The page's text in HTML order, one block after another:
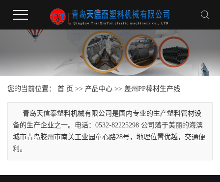
您的当前位置： 首 页 >> 产品中心 >> 盖州PP棒材生产线
青岛天信泰塑料机械有限公司是国内专业的生产塑料管材设
备的生产企业之一。电话：0532-82225298 公司落于美丽的海滨
城市青岛胶州市南关工业园童心路28号，地理位置优越，交通便
利。